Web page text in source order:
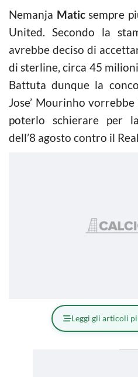
Nemanja Maticsempre
United. Secondo la
avrebbe deciso di
di sterline, circa 45
Battuta dunque la
Jose’ Mourinho
poterlo schierare per
dell’8 agosto contro il
Leggi gli articoli